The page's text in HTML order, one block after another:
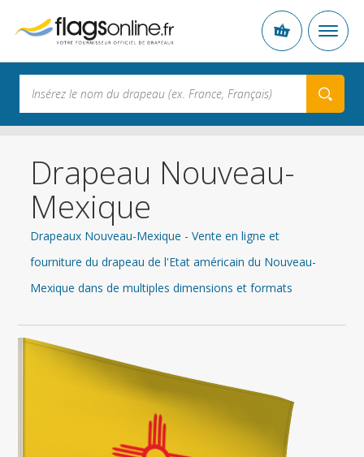
Drapeau Nouveau-
Mexique
Drapeaux Nouveau-Mexique - Vente en ligne et
fourniture du drapeau de l'Etat américain du Nouveau-
Mexique dans de multiples dimensions et formats